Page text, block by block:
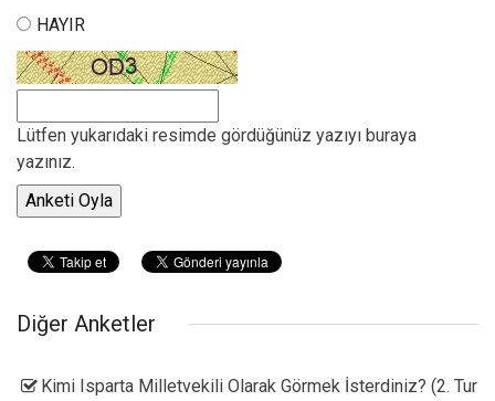
HAYIR
Lütfen yukarıdaki resimde gördüğünüz yazıyı buraya
yazınız.
Diğer Anketler
Kimi Isparta Milletvekili Olarak Görmek İsterdiniz? (2. Tur